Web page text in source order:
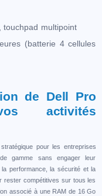
touchpad multipoint
(batterie 4 cellules
de Dell Pro
activités
pour les entreprises
gamme sans engager leur
performance, la sécurité et la
rester compétitives sur tous les
associé à une RAM de 16 Go